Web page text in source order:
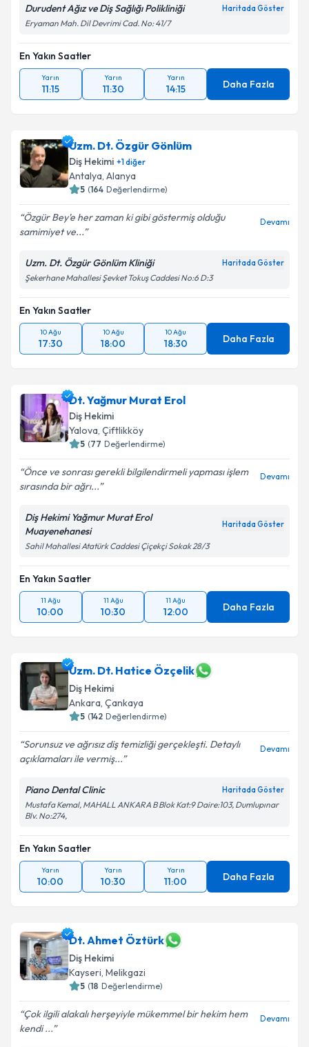
Durudent Ağız ve Diş Sağlığı Polikliniği Haritada Göster
Eryaman Mah. Dil Devrimi Cad. No: 41/7
En Yakın Saatler
Yarın
11:15
Yarın
11:30
Yarın
14:15 Daha Fazla
Uzm. Dt. Özgür Gönlüm
Diş Hekimi +1diğer
Antalya, Alanya
5 (164 Değerlendirme)
Özgür Bey'e her zaman ki gibi göstermiş olduğu
samimiyet ve...
Devamı
Uzm. Dt. Özgür Gönlüm Kliniği Haritada Göster
Şekerhane Mahallesi Şevket Tokuş Caddesi No:6 D:3
En Yakın Saatler
10 Ağu
17:30
10 Ağu
18:00
10 Ağu
18:30 Daha Fazla
Dt. Yağmur Murat Erol
Diş Hekimi
Yalova, Çiftlikköy
5 (77 Değerlendirme)
Önce ve sonrası gerekli bilgilendirmeli yapması işlem
sırasında bir ağrı...
Devamı
Diş Hekimi Yağmur Murat Erol
Muayenehanesi
Haritada Göster
Sahil Mahallesi Atatürk Caddesi Çiçekçi Sokak 28/3
En Yakın Saatler
11 Ağu
10:00
11 Ağu
10:30
11 Ağu
12:00 Daha Fazla
Uzm. Dt. Hatice Özçelik
Diş Hekimi
Ankara, Çankaya
5 (142 Değerlendirme)
Sorunsuz ve ağrısız diş temizliği gerçekleşti. Detaylı
açıklamaları ile vermiş...
Devamı
Piano Dental Clinic Haritada Göster
Mustafa Kemal, MAHALL ANKARA B Blok Kat:9 Daire:103, Dumlupınar
Blv. No:274,
En Yakın Saatler
Yarın
10:00
Yarın
10:30
Yarın
11:00 Daha Fazla
Dt. Ahmet Öztürk
Diş Hekimi
Kayseri, Melikgazi
5 (18 Değerlendirme)
Çok ilgili alakalı herşeyiyle mükemmel bir hekim hem
kendi ...
Devamı